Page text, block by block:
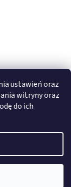
ustawień oraz
witryny oraz
do ich
. Wszystkie prawa